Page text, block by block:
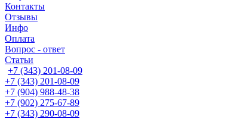
Контакты
Отзывы
Инфо
Оплата
Вопрос - ответ
Статьи
+7 (343) 201-08-09
+7 (343) 201-08-09
+7 (904) 988-48-38
+7 (902) 275-67-89
+7 (343) 290-08-09